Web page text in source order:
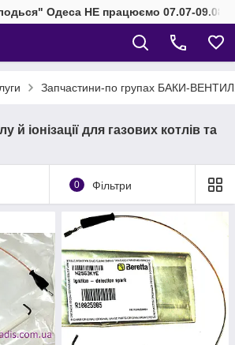
Одеса НЕ працюємо 07.07-
Запчастини-по групах БАКИ-
й іонізації для газових котлів та
0 Фільтри